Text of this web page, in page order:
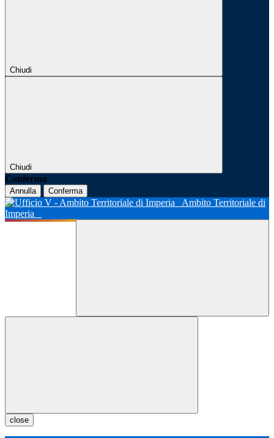
Chiudi
Chiudi
Conferma
Annulla Conferma
Ambito Territoriale di
Imperia
close